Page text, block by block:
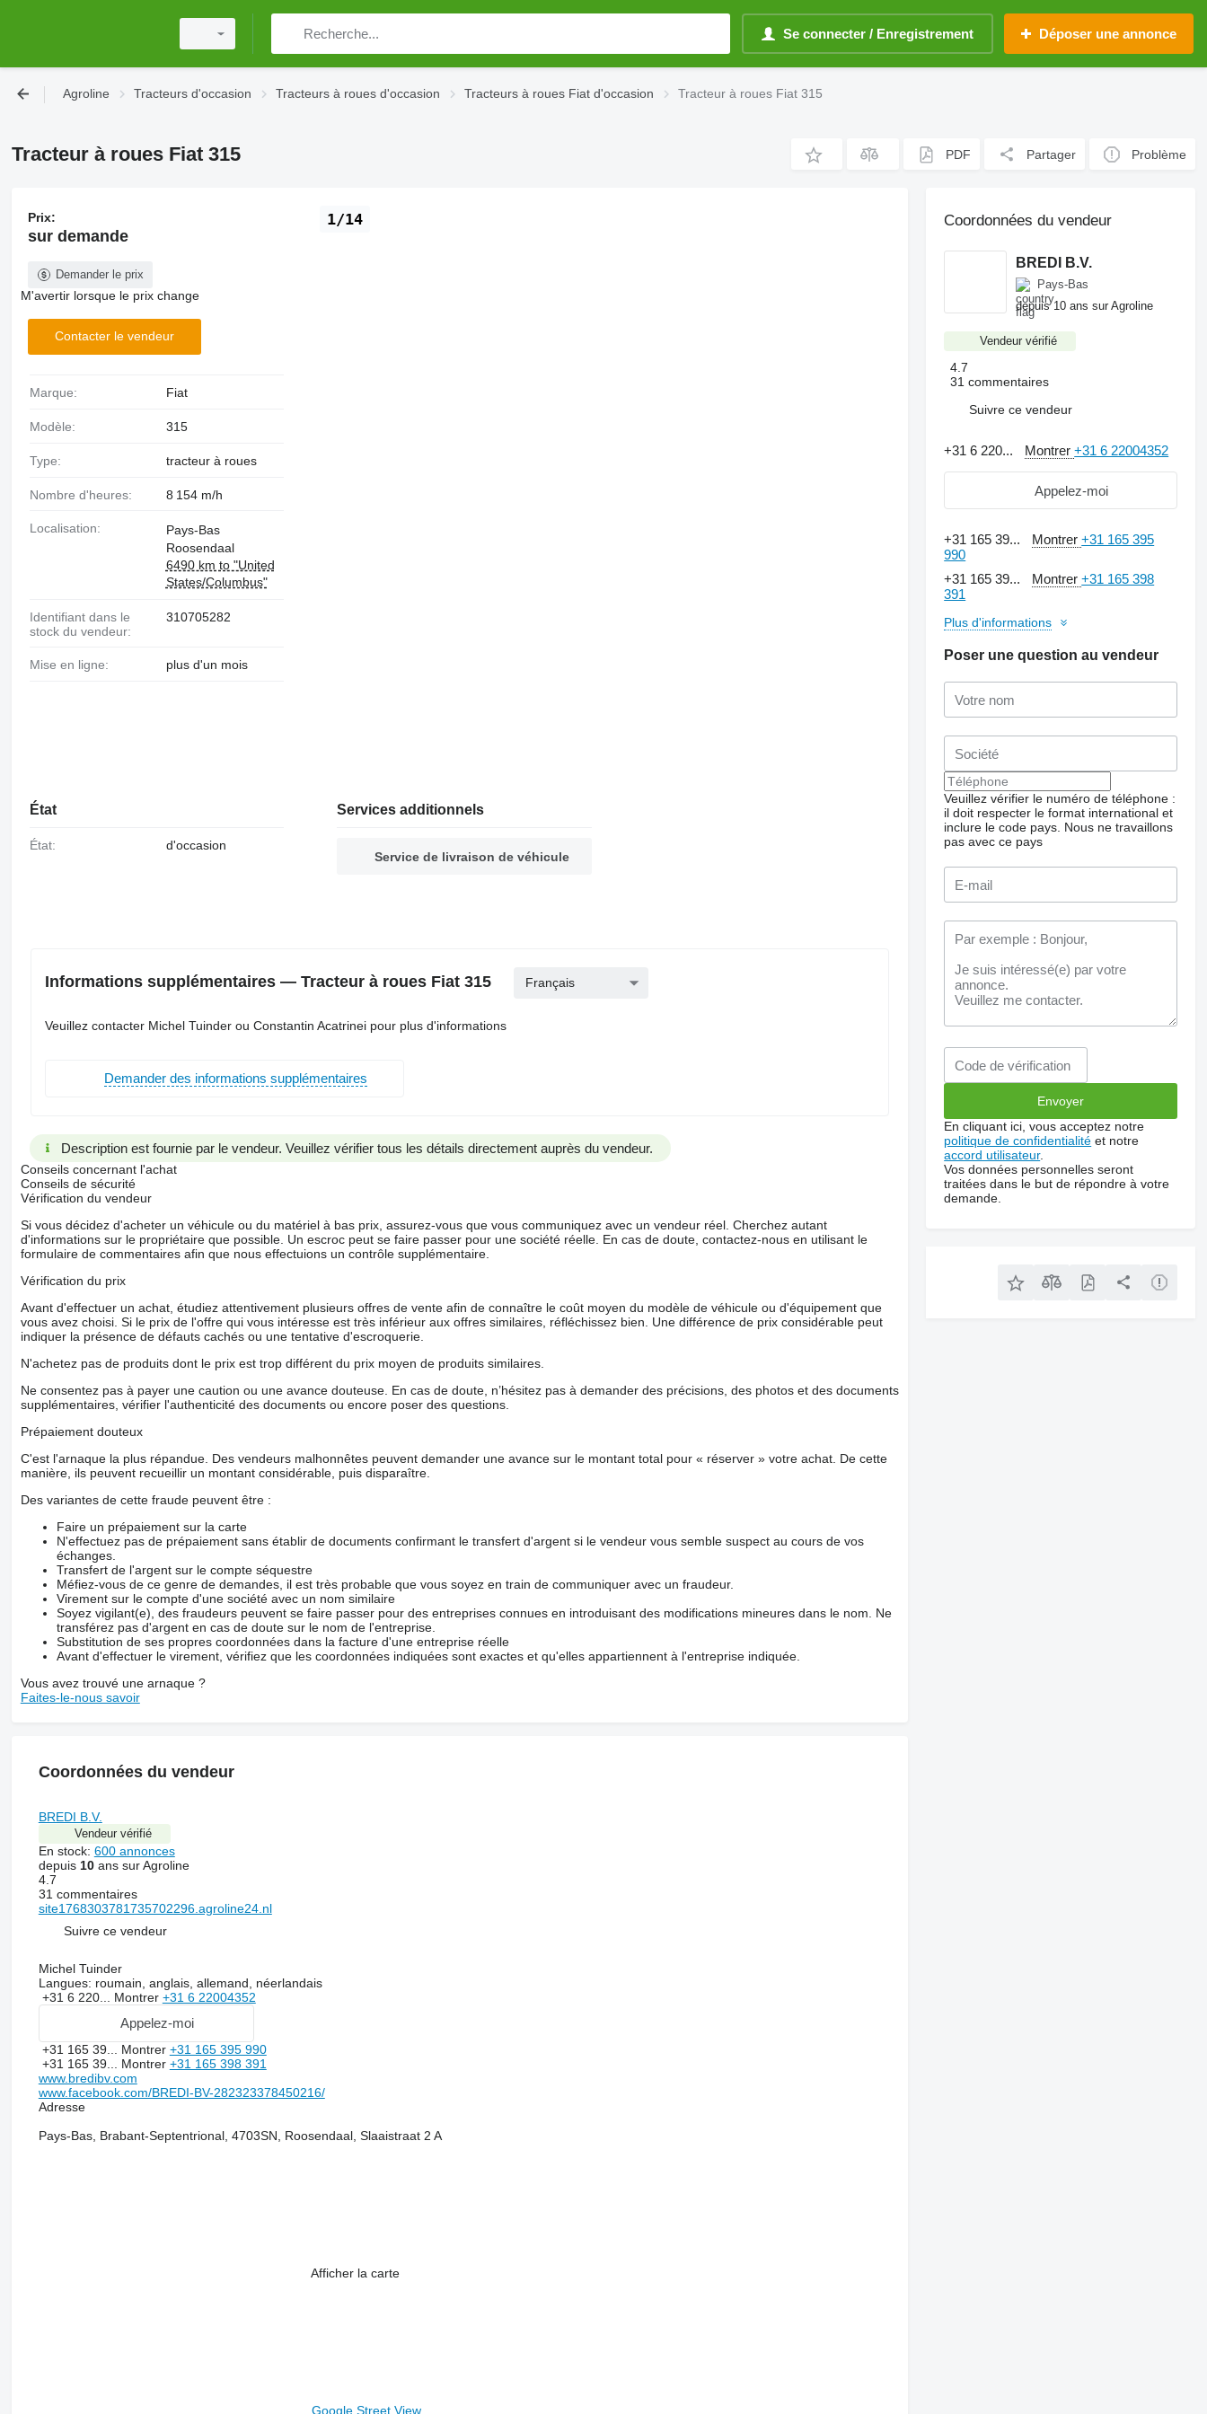
Se connecter / Enregistrement Déposer une annonce
Agroline Tracteurs d'occasion Tracteurs à roues d'occasion Tracteurs à roues Fiat d'occasion Tracteur à roues Fiat 315
Tracteur à roues Fiat 315 PDF Partager Problème
1/14
Prix:
sur demande
Demander le prix
M'avertir lorsque le prix change
Contacter le vendeur
Marque: Fiat
Modèle: 315
Type: tracteur à roues
Nombre d'heures: 8 154 m/h
Localisation:
Pays-Bas
Roosendaal
6490 km to "United
States/Columbus"
Identifiant dans le
stock du vendeur:
310705282
Mise en ligne: plus d'un mois
État
État: d'occasion
Services additionnels
Service de livraison de véhicule
Informations supplémentaires — Tracteur à roues Fiat 315 Français
Veuillez contacter Michel Tuinder ou Constantin Acatrinei pour plus d'informations
Demander des informations supplémentaires
Description est fournie par le vendeur. Veuillez vérifier tous les détails directement auprès du vendeur.
Conseils concernant l'achat
Conseils de sécurité
Vérification du vendeur
Si vous décidez d'acheter un véhicule ou du matériel à bas prix, assurez-vous que vous communiquez avec un vendeur réel. Cherchez autant
d'informations sur le propriétaire que possible. Un escroc peut se faire passer pour une société réelle. En cas de doute, contactez-nous en utilisant le
formulaire de commentaires afin que nous effectuions un contrôle supplémentaire.
Vérification du prix
Avant d'effectuer un achat, étudiez attentivement plusieurs offres de vente afin de connaître le coût moyen du modèle de véhicule ou d'équipement que
vous avez choisi. Si le prix de l'offre qui vous intéresse est très inférieur aux offres similaires, réfléchissez bien. Une différence de prix considérable peut
indiquer la présence de défauts cachés ou une tentative d'escroquerie.
N'achetez pas de produits dont le prix est trop différent du prix moyen de produits similaires.
Ne consentez pas à payer une caution ou une avance douteuse. En cas de doute, n’hésitez pas à demander des précisions, des photos et des documents
supplémentaires, vérifier l'authenticité des documents ou encore poser des questions.
Prépaiement douteux
C'est l'arnaque la plus répandue. Des vendeurs malhonnêtes peuvent demander une avance sur le montant total pour « réserver » votre achat. De cette
manière, ils peuvent recueillir un montant considérable, puis disparaître.
Des variantes de cette fraude peuvent être :
Faire un prépaiement sur la carte
N'effectuez pas de prépaiement sans établir de documents confirmant le transfert d'argent si le vendeur vous semble suspect au cours de vos
échanges.
Transfert de l'argent sur le compte séquestre
Méfiez-vous de ce genre de demandes, il est très probable que vous soyez en train de communiquer avec un fraudeur.
Virement sur le compte d'une société avec un nom similaire
Soyez vigilant(e), des fraudeurs peuvent se faire passer pour des entreprises connues en introduisant des modifications mineures dans le nom. Ne
transférez pas d'argent en cas de doute sur le nom de l'entreprise.
Substitution de ses propres coordonnées dans la facture d'une entreprise réelle
Avant d'effectuer le virement, vérifiez que les coordonnées indiquées sont exactes et qu'elles appartiennent à l'entreprise indiquée.
Vous avez trouvé une arnaque ?
Faites-le-nous savoir
Coordonnées du vendeur
BREDI B.V.
Vendeur vérifié
En stock: 600 annonces
depuis 10ans sur Agroline
4.7
31 commentaires
site1768303781735702296.agroline24.nl
Suivre ce vendeur
Michel Tuinder
Langues: roumain, anglais, allemand, néerlandais
+31 6 220... Montrer +31 6 22004352
Appelez-moi
+31 165 39... Montrer +31 165 395 990
+31 165 39... Montrer +31 165 398 391
www.bredibv.com
www.facebook.com/BREDI-BV-282323378450216/
Adresse
Pays-Bas, Brabant-Septentrional, 4703SN, Roosendaal, Slaaistraat 2 A
Afficher la carte
Google Street View
Coordonnées du vendeur
BREDI B.V.
Pays-Bas
depuis 10 ans sur Agroline
Vendeur vérifié
4.7
31 commentaires
Suivre ce vendeur
+31 6 220... Montrer+31 6 22004352
Appelez-moi
+31 165 39... Montrer+31 165 395
990
+31 165 39...
Montrer+31 165 398
391
Plus d'informations
Poser une question au vendeur
Veuillez vérifier le numéro de téléphone :
il doit respecter le format international et
inclure le code pays. Nous ne travaillons
pas avec ce pays
En cliquant ici, vous acceptez notre
politique de confidentialité et notre
accord utilisateur.
Vos données personnelles seront
traitées dans le but de répondre à votre
demande.